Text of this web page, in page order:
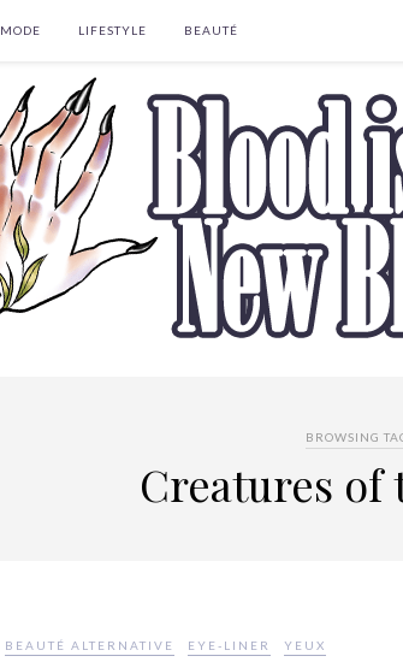
MODE LIFESTYLE BEAUTÉ
BROWSING
Creatures of
BEAUTÉ ALTERNATIVE EYE-LINER YEUX